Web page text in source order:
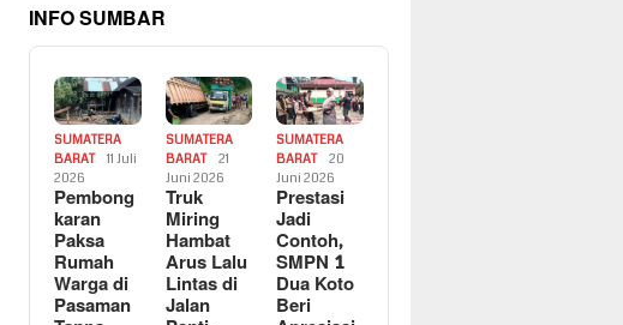
INFO SUMBAR
SUMATERA
BARAT
11 Juli
2026
Pembong
karan
Paksa
Rumah
Warga di
Pasaman
SUMATERA
BARAT
21
Juni 2026
Truk
Miring
Hambat
Arus Lalu
Lintas di
Jalan
SUMATERA
BARAT
20
Juni 2026
Prestasi
Jadi
Contoh,
SMPN 1
Dua Koto
Beri